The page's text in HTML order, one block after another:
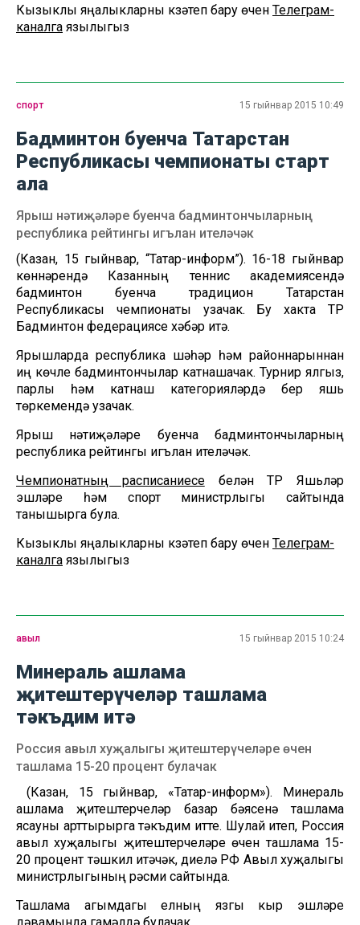
Кызыклы яңалыкларны күзәтеп бару өчен Телеграм-
каналга язылыгыз
спорт 15 гыйнвар 2015 10:49
Бадминтон буенча Татарстан
Республикасы чемпионаты старт
ала
Ярыш нәтиҗәләре буенча бадминтончыларның
республика рейтингы игълан ителәчәк
(Казан, 15 гыйнвар, “Татар-информ”). 16-18 гыйнвар
көннәрендә Казанның теннис академиясендә
бадминтон буенча традицион Татарстан
Республикасы чемпионаты узачак. Бу хакта ТР
Бадминтон федерациясе хәбәр итә.
Ярышларда республика шәһәр һәм районнарыннан
иң көчле бадминтончылар катнашачак. Турнир ялгыз,
парлы һәм катнаш категорияләрдә бер яшь
төркемендә узачак.
Ярыш нәтиҗәләре буенча бадминтончыларның
республика рейтингы игълан ителәчәк.
Чемпионатның расписаниесебелән ТР Яшьләр
эшләре һәм спорт министрлыгы сайтында
танышырга була.
Кызыклы яңалыкларны күзәтеп бару өчен Телеграм-
каналга язылыгыз
авыл 15 гыйнвар 2015 10:24
Минераль ашлама
җитештерүчеләр ташлама
тәкъдим итә
Россия авыл хуҗалыгы җитештерүчеләре өчен
ташлама 15-20 процент булачак
(Казан, 15 гыйнвар, «Татар-информ»). Минераль
ашлама җитештерүчеләр базар бәясенә ташлама
ясауны арттырырга тәкъдим итте. Шулай итеп, Россия
авыл хуҗалыгы җитештерүчеләре өчен ташлама 15-
20 процент тәшкил итәчәк, диелә РФ Авыл хуҗалыгы
министрлыгының рәсми сайтында.
Ташлама агымдагы елның язгы кыр эшләре
дәвамында гамәлдә булачак.